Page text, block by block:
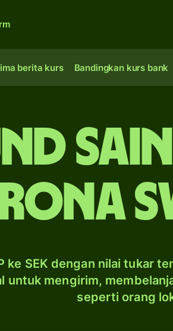
berita kurs Bandingkan kurs bank
ke SEK dengan nilai tukar
untuk mengirim,
seperti orang